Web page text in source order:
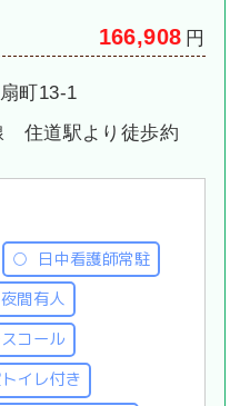
166,908 円
町13-1
住道駅より徒歩約
日中看護師常駐
夜間有人
コール
イレ付き